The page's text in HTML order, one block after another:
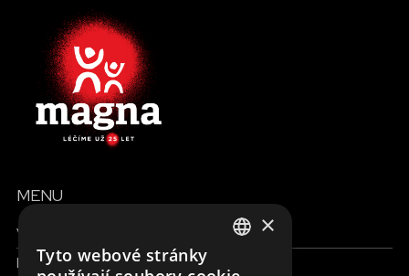
MENU
Všechny formy pomoci
Finance a reporty
×
Tyto webové stránky